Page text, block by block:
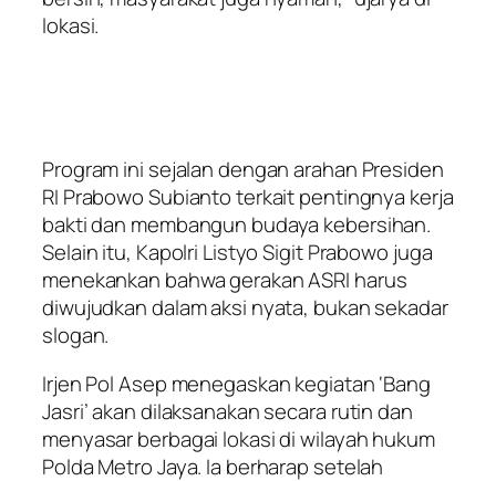
lokasi.
Program ini sejalan dengan arahan Presiden
RI Prabowo Subianto terkait pentingnya kerja
bakti dan membangun budaya kebersihan.
Selain itu, Kapolri Listyo Sigit Prabowo juga
menekankan bahwa gerakan ASRI harus
diwujudkan dalam aksi nyata, bukan sekadar
slogan.
Irjen Pol Asep menegaskan kegiatan ‘Bang
Jasri’ akan dilaksanakan secara rutin dan
menyasar berbagai lokasi di wilayah hukum
Polda Metro Jaya. Ia berharap setelah